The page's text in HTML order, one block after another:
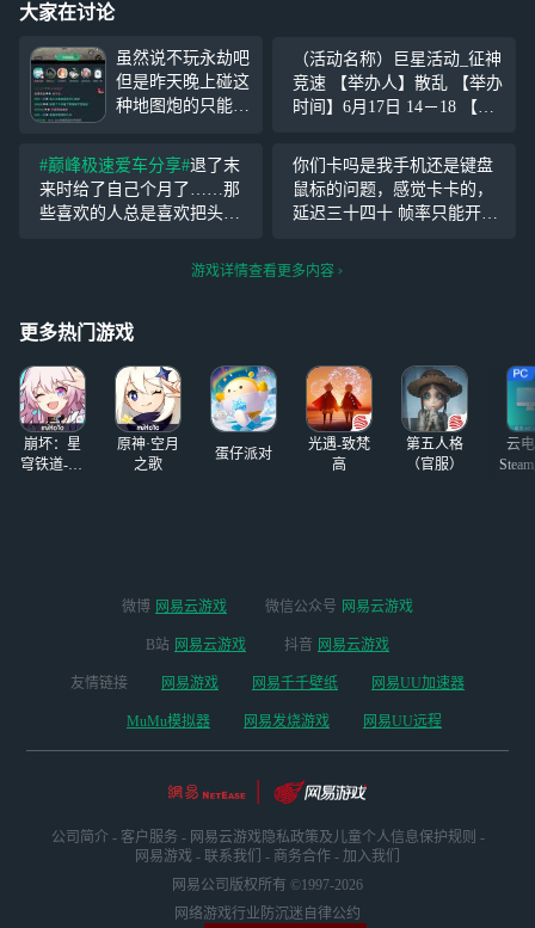
大家在讨论
虽然说不玩永劫吧
但是昨天晚上碰这
种地图炮的只能挂
是逻辑混乱前后矛
盾 骂别人二次元
一看记录全是二游
这言论我们已经商
了 截图从多人收
如果来了记得拖一
会喊上
（活动名称）巨星活动_征神
竞速 【举办人】散乱 【举办
时间】6月17日 14－18 【比
则】固定魂玉，只能用土御
门胡桃，打征神之路山峦蹦
崔困难关卡，在规定的时间
通关，根据排
#巅峰极速爱车分享#退了末
来时给了自己个月了……那
些喜欢的人总是喜欢把头靠
他说自己要努力做一些东
流活动就是在这样我会遇到
你们卡吗是我手机还是键盘
鼠标的问题，感觉卡卡的，
延迟三十四十 帧率只能开到
星w2023折叠屏
游戏详情查看更多内容
更多热门游戏
崩坏：星
穹铁道-4.4
原神·空月
之歌
蛋仔派对
光遇-致梵
高
第五人格
（官服）
云
微博 网易云游戏 微信公众号 网易云游戏
B站 网易云游戏 抖音 网易云游戏
友情链接 网易游戏 网易千千壁纸 网易UU加速器
MuMu模拟器 网易发烧游戏 网易UU远程
公司简介 - 客户服务 - 网易云游戏隐私政策及儿童个人信息保护规则 -
网易游戏 - 联系我们 - 商务合作 - 加入我们
网易公司版权所有 ©1997-2026
网络游戏行业防沉迷自律公约